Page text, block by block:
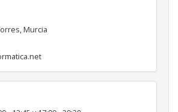
,Murcia